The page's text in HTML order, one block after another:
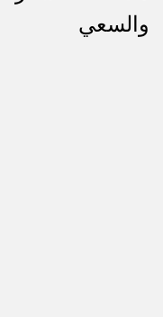
والسعي